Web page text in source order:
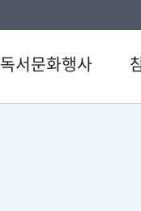
독서문화행사
1:1
신